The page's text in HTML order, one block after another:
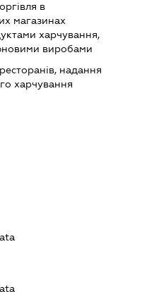
в
магазинах
харчування,
виробами
надання
харчування